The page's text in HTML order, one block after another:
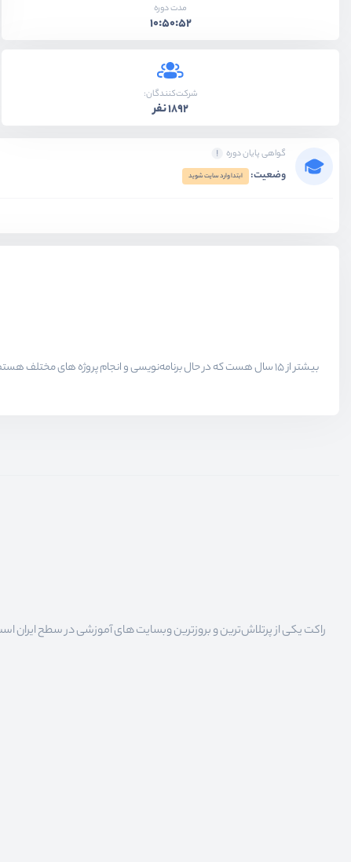
مدت دوره
10:50:52
شرکت‌کنندگان:
1892 نفر
گواهی پایان دوره
وضعیت: ابتدا وارد سایت شوید
راکت یکی از پرتلاش‌ترین و بروزترین وبسایت های آموزشی در سطح ایران